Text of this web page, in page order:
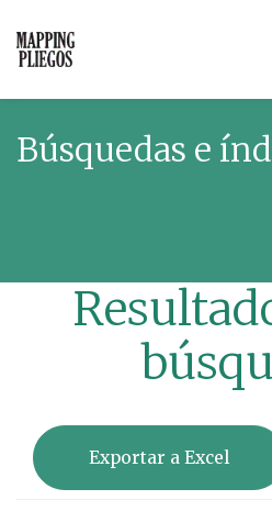
Búsquedas e
Exportar a Excel